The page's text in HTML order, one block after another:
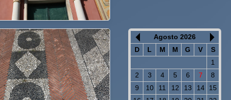
Agosto 2026
D
L M M G V
S
1
2
3 4 5 6 7
8
9
10 11 12 13 14
15